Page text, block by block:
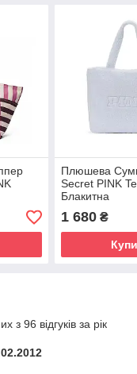
Плюшева
Secret PINK
Блакитна
1 680₴
з 96 відгуків за рік